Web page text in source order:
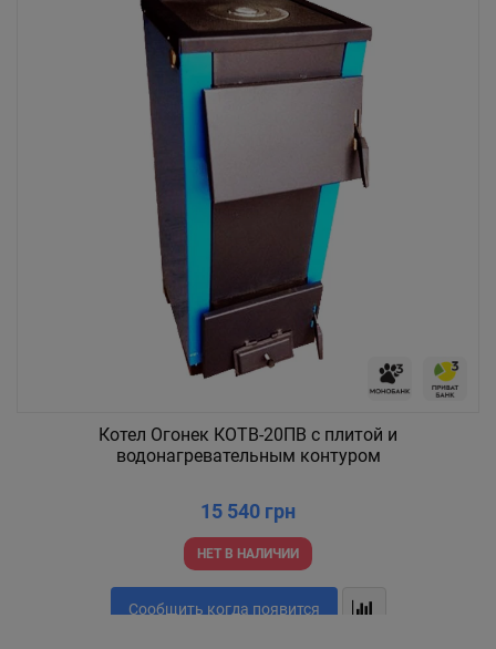
Котел Огонек КОТВ-20ПВ c плитой и
водонагревательным контуром
15 540 грн
НЕТ В НАЛИЧИИ
Сообщить когда появится